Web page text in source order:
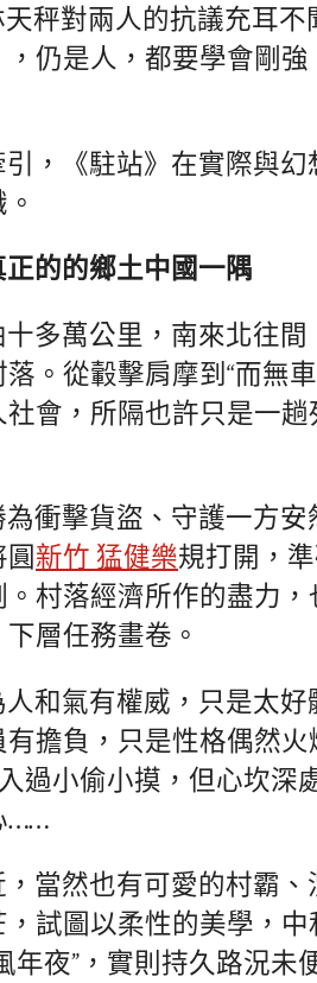
秤對兩人的抗議充耳
仍是人，都要學會剛強
，《駐站》在實際與幻
的的鄉土中國一隅
多萬公里，南來北往間
。從轂擊肩摩到“而無
會，所隔也許只是一
為衝擊貨盜、守護一方
新竹 猛健樂規打開，
村落經濟所作的盡力，
層任務畫卷。
和氣有權威，只是太好
擔負，只是性格偶然火
過小偷小摸，但心坎深
……
當然也有可愛的村霸、
試圖以柔性的美學，
年夜”，實則持久路況未